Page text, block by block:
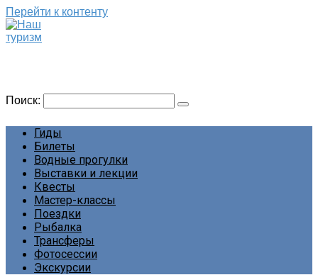
Перейти к контенту
Поиск:
Гиды
Билеты
Водные прогулки
Выставки и лекции
Квесты
Мастер-классы
Поездки
Рыбалка
Трансферы
Фотосессии
Экскурсии